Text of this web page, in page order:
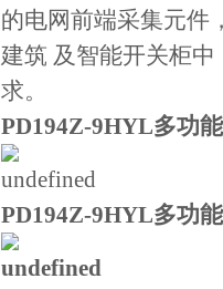
的电网前端采集元件
建筑 及智能开关柜
求。
PD194Z-9HYL多功
PD194Z-9HYL多功